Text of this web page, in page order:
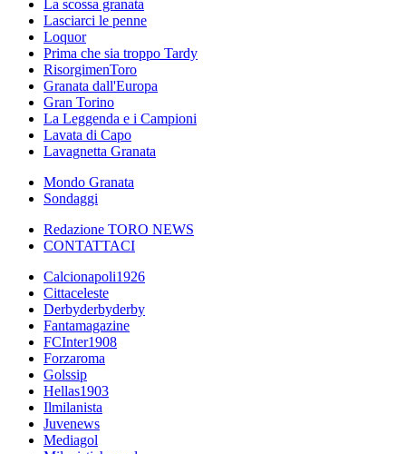
La scossa granata
Lasciarci le penne
Loquor
Prima che sia troppo Tardy
RisorgimenToro
Granata dall'Europa
Gran Torino
La Leggenda e i Campioni
Lavata di Capo
Lavagnetta Granata
Mondo Granata
Sondaggi
Redazione TORO NEWS
CONTATTACI
Calcionapoli1926
Cittaceleste
Derbyderbyderby
Fantamagazine
FCInter1908
Forzaroma
Golssip
Hellas1903
Ilmilanista
Juvenews
Mediagol